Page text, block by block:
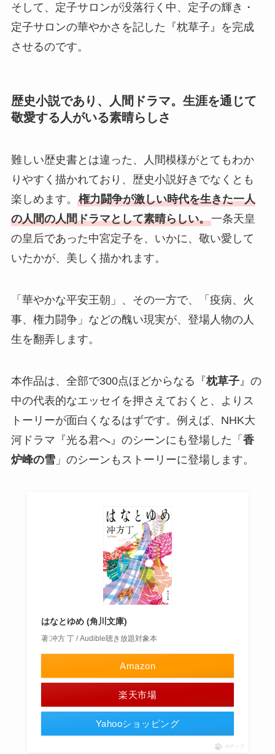
そして、定子サロンが没落行く中、定子の輝き・
定子サロンの華やかさを記した『枕草子』を完成
させるのです。
歴史小説であり、人間ドラマ。生涯を通じて
敬愛する人がいる素晴らしさ
難しい歴史書とは違った、人間模様がとてもわか
りやすく描かれており、歴史小説好きでなくとも
楽しめます。 権力闘争が激しい時代を生きた一人
の人間の人間ドラマとして素晴らしい。一条天皇
の皇后であった中宮定子を、いかに、敬い愛して
いたかが、美しく描かれます。
「華やかな平安王朝」、その一方で、「疫病、火
事、権力闘争」などの醜い現実が、登場人物の人
生を翻弄します。
本作品は、全部で300点ほどからなる『枕草子』の
中の代表的なエッセイを押さえておくと、よりス
トーリーが面白くなるはずです。例えば、NHK大
河ドラマ『光る君へ』のシーンにも登場した「 香
炉峰の雪」のシーンもストーリーに登場します。
はなとゆめ (角川文庫)
著:冲方 丁 / Audible聴き放題対象本
Amazon
楽天市場
Yahooショッピング
ポチップ